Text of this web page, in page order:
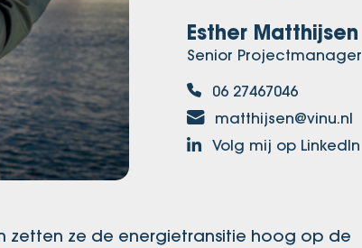
Esther Matthijsen
Senior Projectmanager
06 27467046
matthijsen@vinu.nl
Volg mij op LinkedIn
zetten ze de energietransitie hoog op de